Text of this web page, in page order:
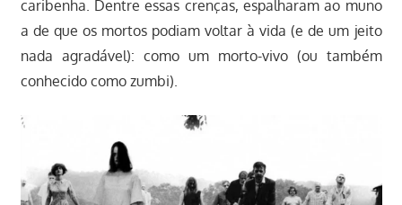
caribenha. Dentre essas crenças, espalharam ao muno
a de que os mortos podiam voltar à vida (e de um jeito
nada agradável): como um morto-vivo (ou também
conhecido como zumbi).